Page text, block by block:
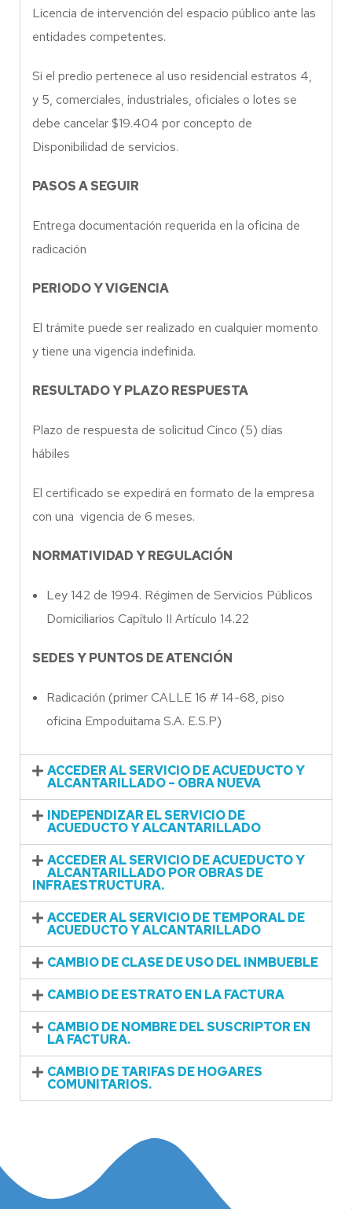
Licencia de intervención del espacio público ante las
entidades competentes.
Si el predio pertenece al uso residencial estratos 4,
y 5, comerciales, industriales, oficiales o lotes se
debe cancelar $19.404 por concepto de
Disponibilidad de servicios.
PASOS A SEGUIR
Entrega documentación requerida en la oficina de
radicación
PERIODO Y VIGENCIA
El trámite puede ser realizado en cualquier momento
y tiene una vigencia indefinida.
RESULTADO Y PLAZO RESPUESTA
Plazo de respuesta de solicitud Cinco (5) días
hábiles
El certificado se expedirá en formato de la empresa
con una vigencia de 6 meses.
NORMATIVIDAD Y REGULACIÓN
Ley 142 de 1994. Régimen de Servicios Públicos
Domiciliarios Capítulo II Artículo 14.22
SEDES Y PUNTOS DE ATENCIÓN
Radicación (primer CALLE 16 # 14-68, piso
oficina Empoduitama S.A. E.S.P)
ACCEDER AL SERVICIO DE ACUEDUCTO Y
ALCANTARILLADO – OBRA NUEVA
INDEPENDIZAR EL SERVICIO DE
ACUEDUCTO Y ALCANTARILLADO
ACCEDER AL SERVICIO DE ACUEDUCTO Y
ALCANTARILLADO POR OBRAS DE
INFRAESTRUCTURA.
ACCEDER AL SERVICIO DE TEMPORAL DE
ACUEDUCTO Y ALCANTARILLADO
CAMBIO DE CLASE DE USO DEL INMBUEBLE
CAMBIO DE ESTRATO EN LA FACTURA
CAMBIO DE NOMBRE DEL SUSCRIPTOR EN
LA FACTURA.
CAMBIO DE TARIFAS DE HOGARES
COMUNITARIOS.